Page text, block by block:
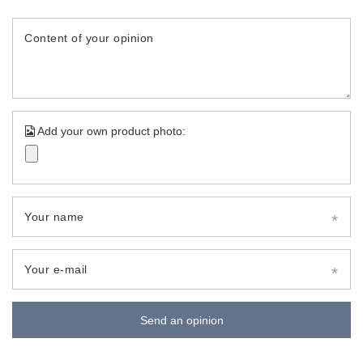
Content of your opinion
Add your own product photo:
Your name
Your e-mail
Send an opinion